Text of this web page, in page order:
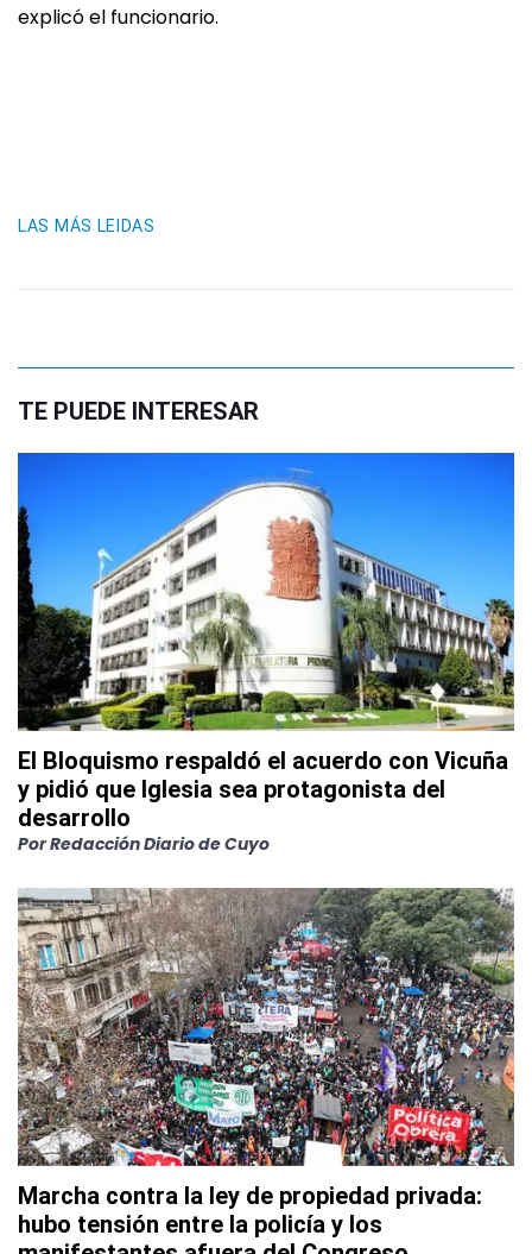
explicó el funcionario.
LAS MÁS LEIDAS
TE PUEDE INTERESAR
El Bloquismo respaldó el acuerdo con Vicuña
y pidió que Iglesia sea protagonista del
desarrollo
PorRedacción Diario de Cuyo
Marcha contra la ley de propiedad privada:
hubo tensión entre la policía y los